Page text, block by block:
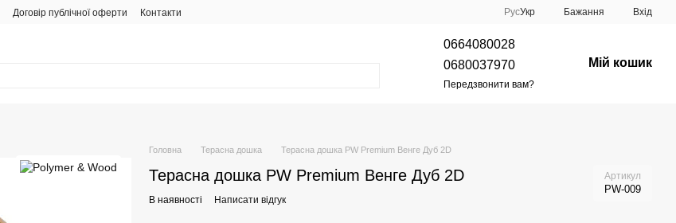
Договір публічної оферти Контакти РусУкр Бажання Вхід
0664080028
0680037970
Передзвонити вам?
Мій кошик
Головна Терасна дошка Терасна дошка PW Premium Венге Дуб 2D
Терасна дошка PW Premium Венге Дуб 2D Артикул
PW-009
В наявності Написати відгук